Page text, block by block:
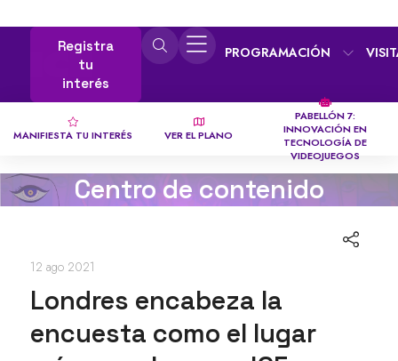
Registra
tu
interés
PROGRAMACIÓN
MANIFIESTA TU INTERÉS VER EL PLANO
PABELLÓN 7:
INNOVACIÓN EN
TECNOLOGÍA DE
VIDEOJUEGOS
Centro de contenido
12 ago 2021
Londres encabeza la
encuesta como el lugar